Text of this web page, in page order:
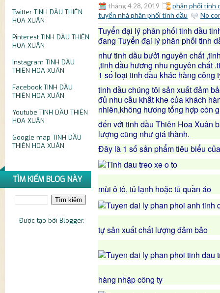
Twitter TINH DẦU THIÊN
HOA XUÂN
Pinterest TINH DẦU THIÊN
HOA XUÂN
Instagram TINH DẦU
THIÊN HOA XUÂN
Facebook TINH DẦU
THIÊN HOA XUÂN
Youtube TINH DẦU THIÊN
HOA XUÂN
Google map TINH DẦU
THIÊN HOA XUÂN
TÌM KIẾM BLOG NÀY
Được tạo bởi Blogger.
tháng 4 28, 2019
phân phối tinh
tuyển nhà phân phối tinh dầu
No
Tuyển đại lý phân phối tinh dầu
đang Tuyển đại lý phân phối tinh
như tinh dầu bưởi nguyên chất
,tinh dầu hương nhu nguyên chất
1 số loại tinh dầu khác hàng công
tinh dầu chúng tôi sản xuất đảm
đủ nhu cầu khắt khe của khách
nhiên,không hương tổng hợp còn
đến với tinh dầu Thiên Hoa Xuân
lượng cũng như giá thành.
Đây là 1 số sản phẩm tiêu biểu
mùi ô tô, tủ lạnh hoặc tủ quần áo
tự sản xuất chất lượng đảm bảo
hàng nhập công ty